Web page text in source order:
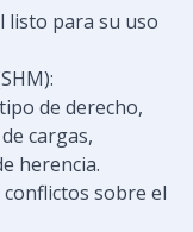
listo para su uso
de derecho,
cargas,
herencia.
sobre el